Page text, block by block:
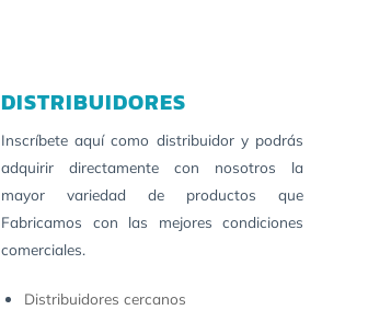
DISTRIBUIDORES
Inscríbete aquí como distribuidor y podrás
adquirir directamente con nosotros la
mayor variedad de productos que
Fabricamos con las mejores condiciones
comerciales.
Distribuidores cercanos